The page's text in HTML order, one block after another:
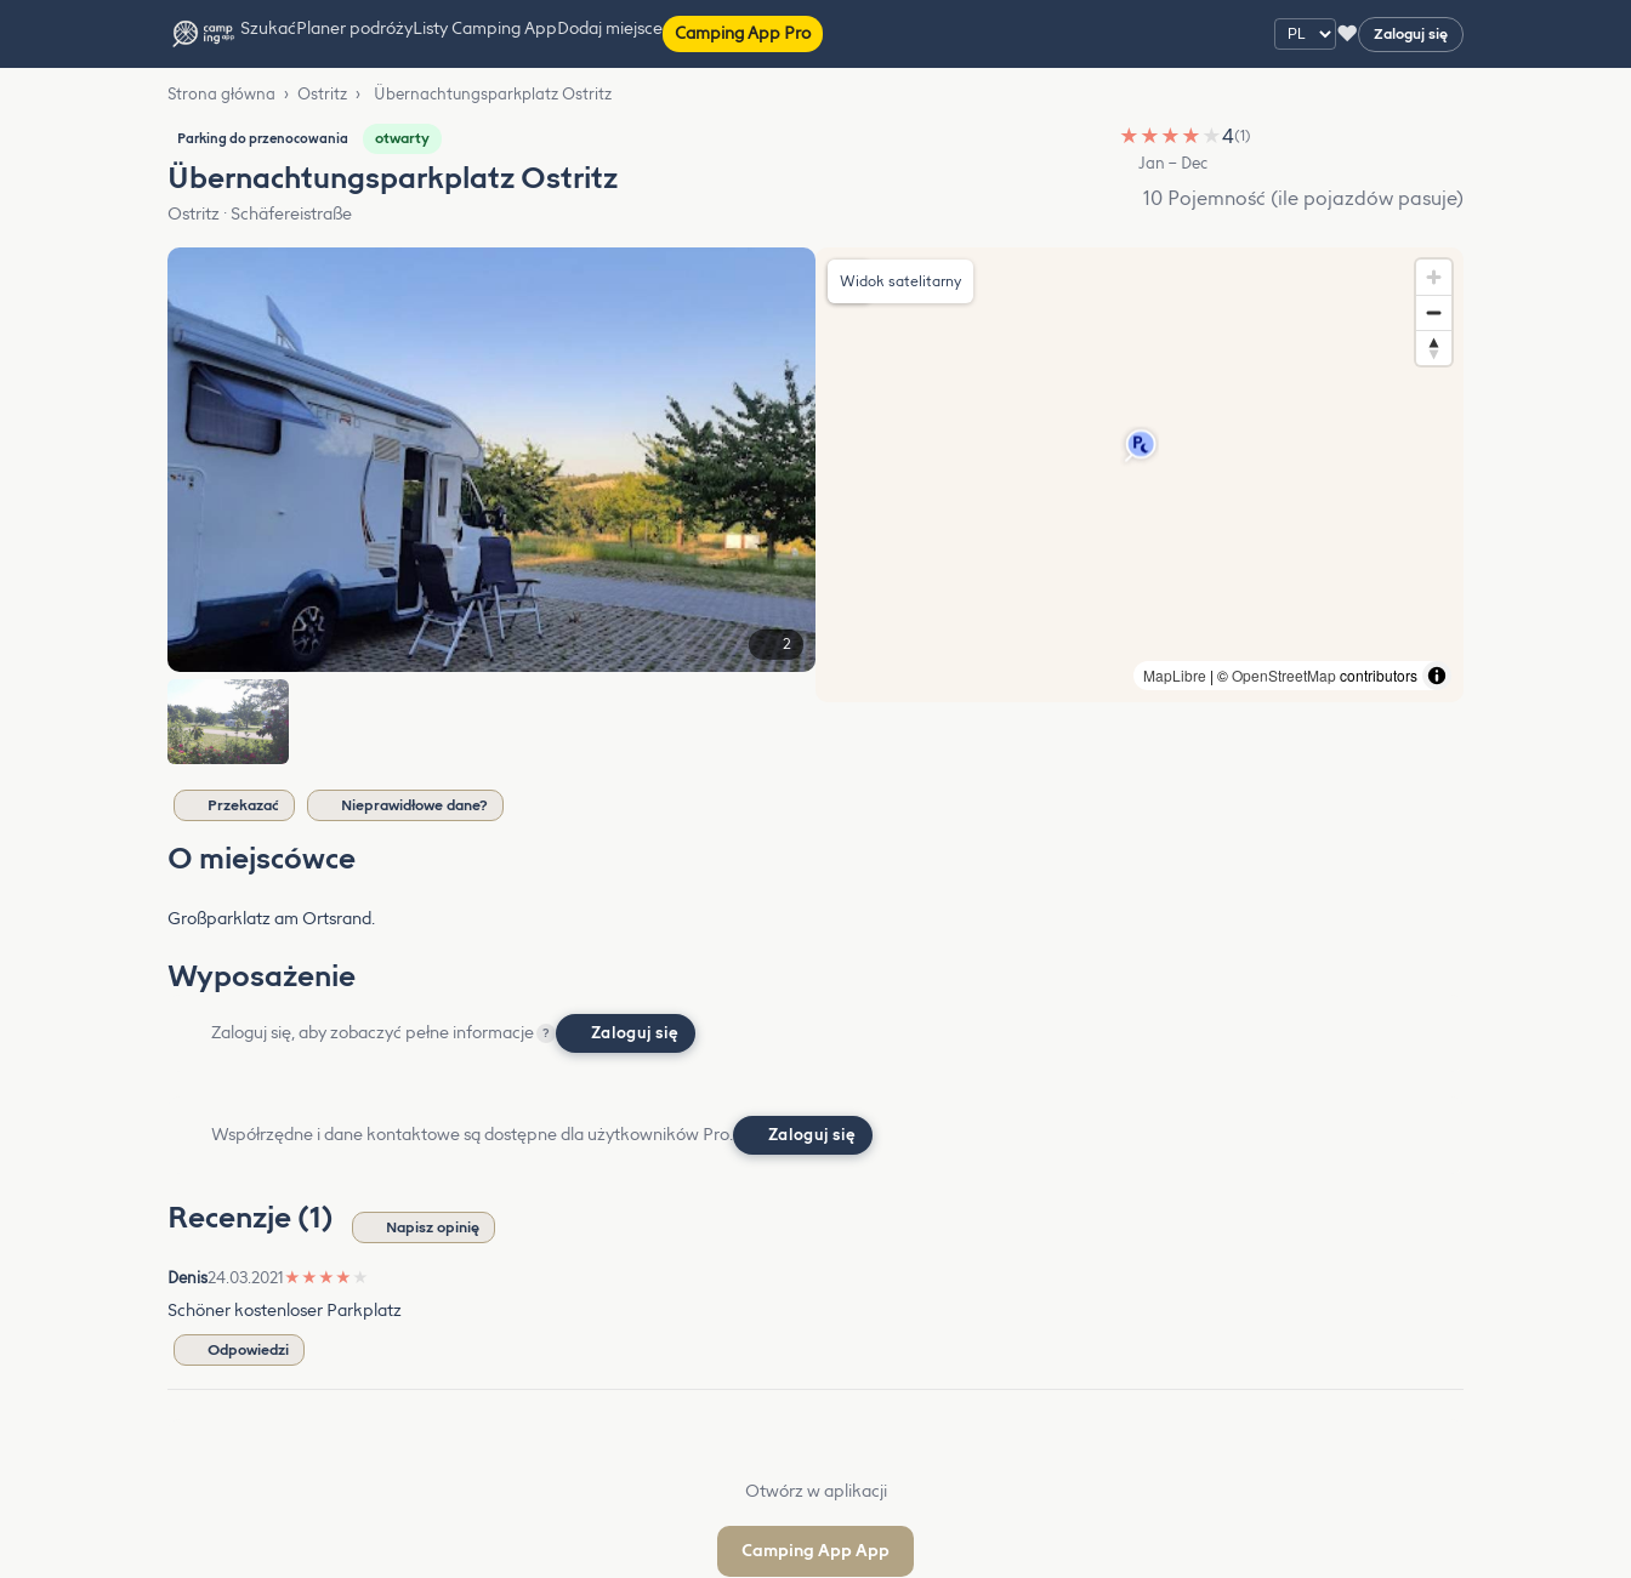
SzukaćPlaner podróżyListy Camping AppDodaj miejsce Camping App Pro ♥ Zaloguj się
Strona główna › Ostritz › Übernachtungsparkplatz Ostritz
Parking do przenocowania otwarty
Übernachtungsparkplatz Ostritz
Ostritz · Schäfereistraße
★ ★ ★ ★ ★4(1)
Jan – Dec
10 Pojemność (ile pojazdów pasuje)
2
MapLibre | ©OpenStreetMapcontributors
Widok satelitarny
Przekazać Nieprawidłowe dane?
O miejscówce
Großparklatz am Ortsrand.
Wyposażenie
Zaloguj się, aby zobaczyć pełne informacje ? Zaloguj się
Współrzędne i dane kontaktowe są dostępne dla użytkowników Pro. Zaloguj się
Recenzje (1) Napisz opinię
Denis24.03.2021 ★ ★ ★ ★ ★
Schöner kostenloser Parkplatz
Odpowiedzi
Otwórz w aplikacji
Camping App App